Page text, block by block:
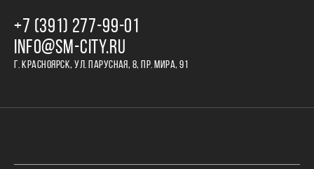
+7 (391) 277‒99‒01
INFO@SM-CITY.RU
Г. КРАСНОЯРСК, УЛ. ПАРУСНАЯ, 8, ПР. МИРА, 91